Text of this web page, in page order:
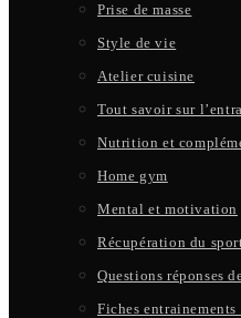
Prise de masse
Style de vie
Atelier cuisine
Tout savoir sur
Nutrition et
Home gym
Mental et motivation
Récupération du
Questions réponses
Fiches entrainements